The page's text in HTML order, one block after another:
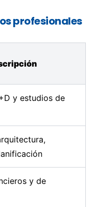
profesionales
y estudios de
y de